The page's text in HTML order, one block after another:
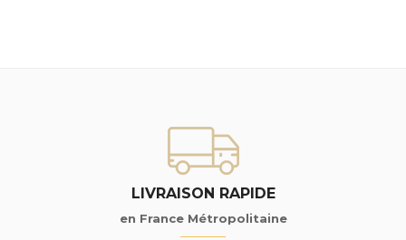
LIVRAISON RAPIDE
en France Métropolitaine